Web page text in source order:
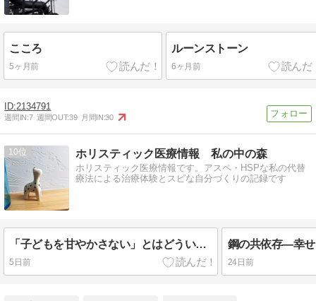
こころ
5ヶ月前
ルーンストーン
6ヶ月前
2134791
週間IN:7 週間OUT:39 月間IN:30
10 ホリスティック医療情報 私の中の森
ホリスティック医療情報です。アスペ・HSPな私の代替
療法による治療体験とスピな自分づくりの記録です
「子どもを甘やかさない」とはどういうことか？
5日前 24日前